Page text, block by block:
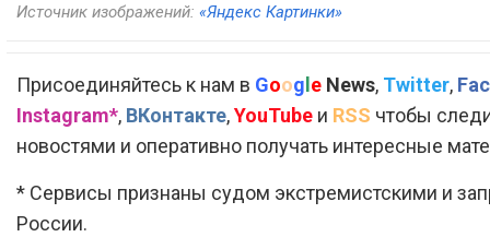
Источник изображений: «Яндекс Картинки»
Присоединяйтесь к нам в Google News, Twitter,
Instagram*, ВКонтакте,YouTube и RSS чтобы
новостями и оперативно получать интересные
* Сервисы признаны судом экстремистскими и
России.